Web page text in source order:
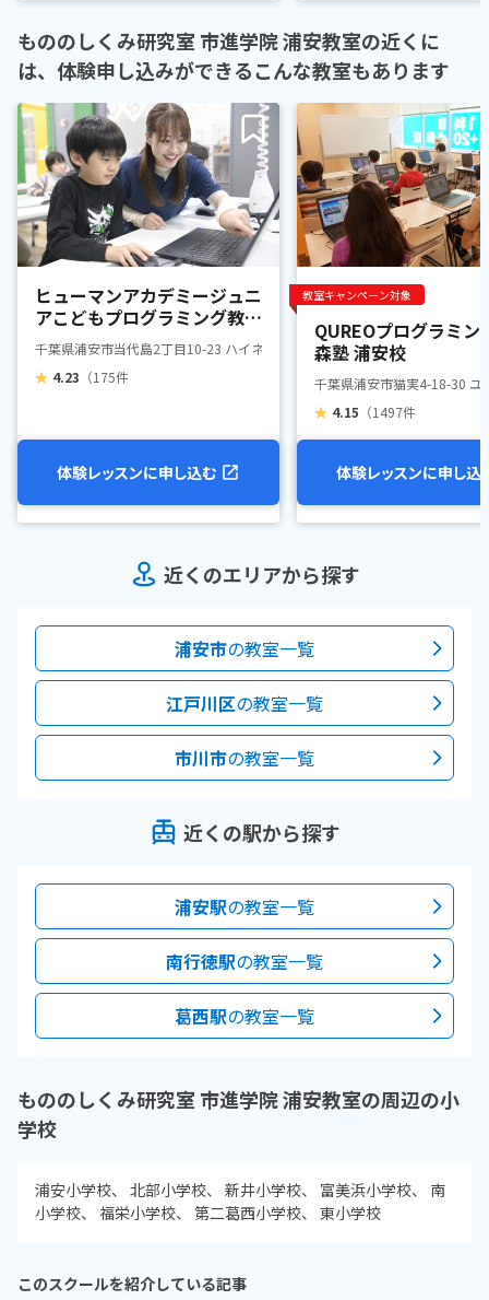
もののしくみ研究室 市進学院 浦安教室の近くに
は、体験申し込みができるこんな教室もあります
ヒューマンアカデミージュニ
アこどもプログラミング教室
浦安当代島教室
千葉県浦安市当代島2丁目10-23 ハイネス・ジュン PARTⅡ
★ 4.23 （175件
体験レッスンに申し込む
教室キャンペーン対象
QUREOプログラミン
森塾 浦安校
千葉県浦安市猫実4-18-30 ユ
★ 4.15 （1497件
体験レッスンに申し込
近くのエリアから探す
浦安市の教室一覧
江戸川区の教室一覧
市川市の教室一覧
近くの駅から探す
浦安駅の教室一覧
南行徳駅の教室一覧
葛西駅の教室一覧
もののしくみ研究室 市進学院 浦安教室の周辺の小
学校
浦安小学校 北部小学校 新井小学校 富美浜小学校
南
小学校
福栄小学校 第二葛西小学校 東小学校
このスクールを紹介している記事